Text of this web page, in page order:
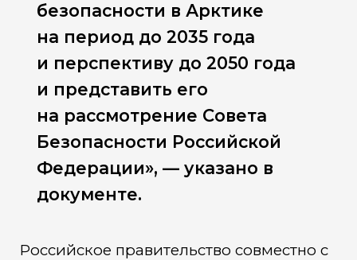
безопасности в Арктике
на период до 2035 года
и перспективу до 2050 года
и представить его
на рассмотрение Совета
Безопасности Российской
Федерации», — указано в
документе.
Российское правительство совместно с